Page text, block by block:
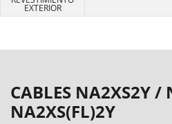
EXTERIOR
CABLES NA2XS2Y /
NA2XS(FL)2Y